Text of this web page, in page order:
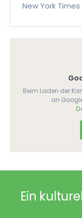
Gedämpfte
🌶🌶🌶
FLEISCH
Mariniertes
mit rauchig-
New York
Beim Laden der
an
Ein